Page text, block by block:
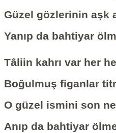
Güzel gözlerinin aşk
Yanıp da bahtiyar
Tâliin kahrı var her
Boğulmuş figanlar
O güzel ismini son
Anıp da bahtiyar